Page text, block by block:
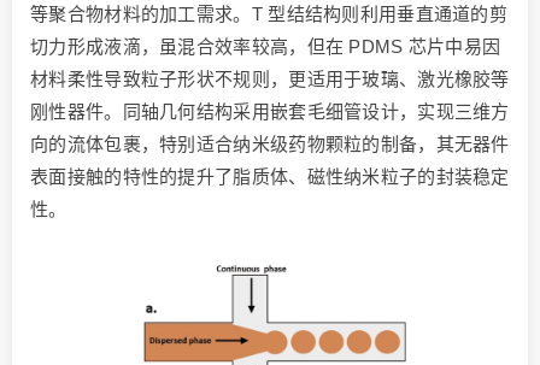
等聚合物材料的加工需求。T 型结结构则利用垂直通道的剪
切力形成液滴，虽混合效率较高，但在 PDMS 芯片中易因
材料柔性导致粒子形状不规则，更适用于玻璃、激光橡胶等
刚性器件。同轴几何结构采用嵌套毛细管设计，实现三维方
向的流体包裹，特别适合纳米级药物颗粒的制备，其无器件
表面接触的特性的提升了脂质体、磁性纳米粒子的封装稳定
性。